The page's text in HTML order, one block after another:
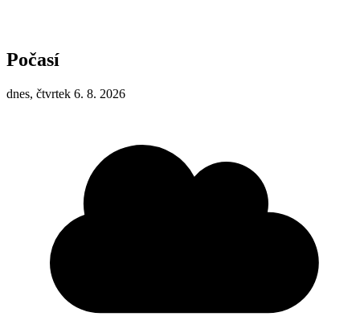
Počasí
dnes, čtvrtek 6. 8. 2026